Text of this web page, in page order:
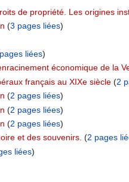
de propriété. Les origines
‏‎ (3 pages liées)
liées)
économique de la
français au XIXe siècle‏‎ (2
‏‎ (2 pages liées)
‏‎ (2 pages liées)
‏‎ (2 pages liées)
et des souvenirs. ‏‎ (2 pages
liées)